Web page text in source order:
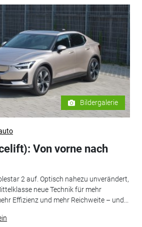
Bildergalerie
Von vorne nach
2 auf. Optisch nahezu unverändert,
neue Technik für mehr
Effizienz und mehr Reichweite – und...